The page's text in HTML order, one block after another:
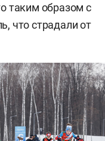
таким образом с
что страдали от